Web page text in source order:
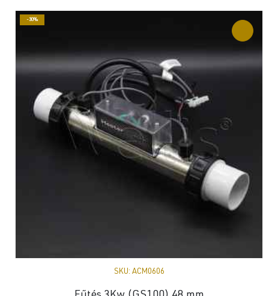
64 17
-30%
SKU: ACM0606